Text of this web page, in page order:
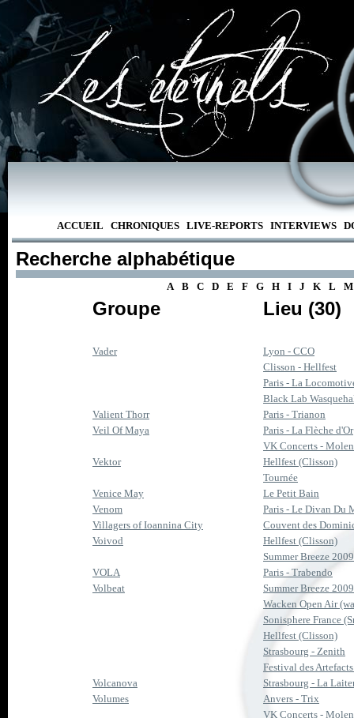
ACCUEIL CHRONIQUES LIVE-REPORTS INTERVIEWS
Recherche alphabétique
A B C D E F G H I J K L M
Groupe Lieu (30)
Vader
Lyon - CCO
Clisson - Hellfest
Paris - La
Black Lab
Valient Thorr
Paris - Trianon
Veil Of Maya
Paris - La Flèche d'Or
VK Concerts -
Vektor
Hellfest (Clisson)
Tournée
Venice May
Le Petit Bain
Venom
Paris - Le Divan Du
Villagers of Ioannina City
Couvent des
Voivod
Hellfest (Clisson)
Summer Breeze
VOLA
Paris - Trabendo
Volbeat
Summer Breeze
Wacken Open Air
Sonisphere France
Hellfest (Clisson)
Strasbourg - Zenith
Festival des
Volcanova
Strasbourg - La
Volumes
Anvers - Trix
VK Concerts -